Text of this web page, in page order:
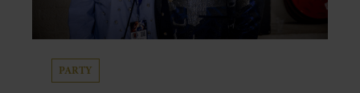
PARTY